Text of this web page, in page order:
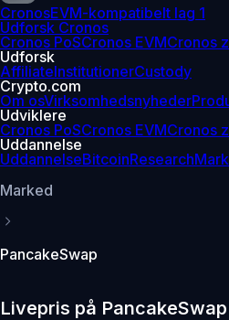
CronosEVM-kompatibelt lag 1
Udforsk Cronos
Cronos PoSCronos EVMCronos
Udforsk
AffiliateInstitutionerCustody
Crypto.com
Om osVirksomhedsnyheder
Udviklere
Cronos PoSCronos EVMCronos
Uddannelse
UddannelseBitcoinResearch
Marked
PancakeSwap
Livepris på PancakeSwap